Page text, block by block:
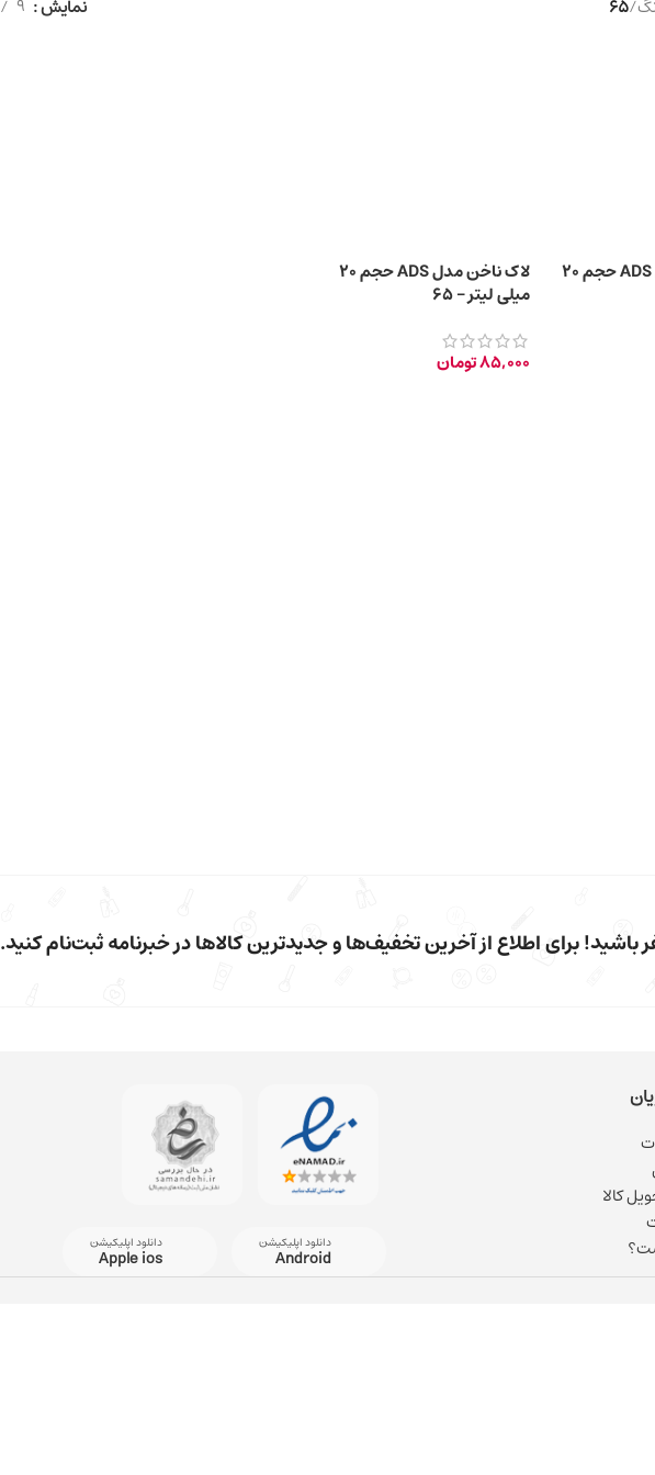
/
65 نمایش 9
لاک ناخن مدل ADS حجم 20 لاک ناخن مدل ADS حجم 20
میلی لیتر – 65
85,000تومان
برای اطلاع از آخرین تخفیف‌ها و جدیدترین کالاها در خبرنامه ثبت‌نام کنید.
کالا
دانلود اپلیکیشن
Android
دانلود اپلیکیشن
Apple ios